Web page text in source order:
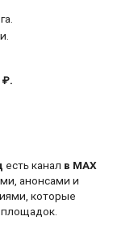
₽.
есть канал в MAX
анонсами и
которые
площадок.